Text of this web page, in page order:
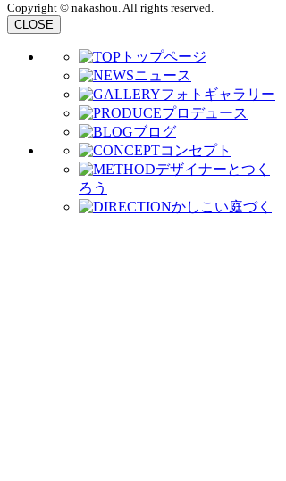
Copyright © nakashou. All rights reserved.
CLOSE
トップページ
ニュース
フォトギャラリー
プロデュース
ブログ
コンセプト
デザイナーとつく
ろう
かしこい庭づく